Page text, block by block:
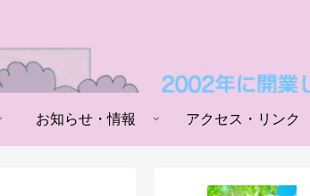
お知らせ・情報 アクセス・リンク